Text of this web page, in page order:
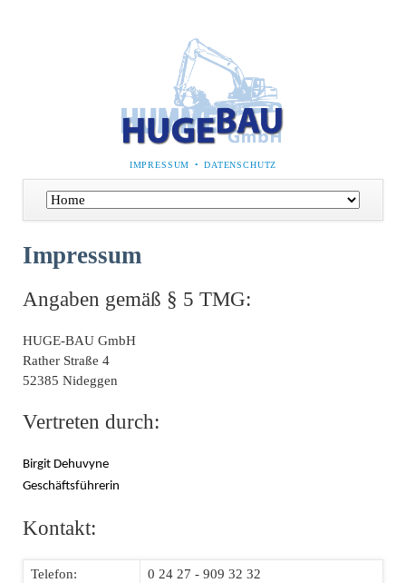
NAVIGATION
ÜBERSPRINGEN
IMPRESSUM DATENSCHUTZ
Navigation
überspringen
Impressum
Angaben gemäß § 5 TMG:
HUGE-BAU GmbH
Rather Straße 4
52385 Nideggen
Vertreten durch:
Birgit Dehuvyne
Geschäftsführerin
Kontakt:
Telefon:
0 24 27 - 909 32 32